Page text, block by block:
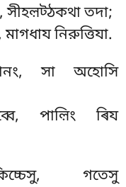
সীহল়ট্ঠকথা তদা;
নিরুত্তিযা.
সা অহোসি
পাল়িং ৰিয
গতেসু